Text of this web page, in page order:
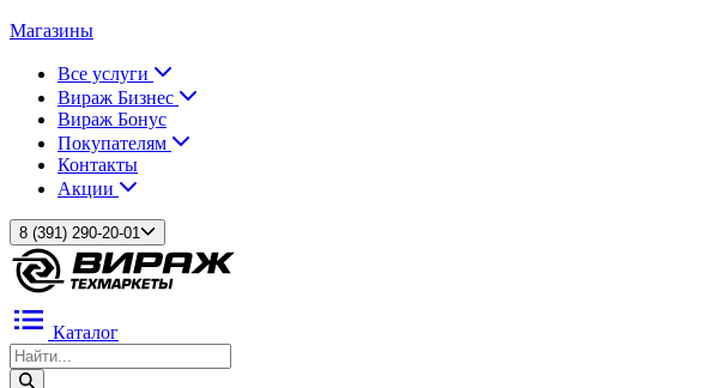
Магазины
Все услуги
Вираж Бизнес
Вираж Бонус
Покупателям
Контакты
Акции
8 (391) 290-20-01
Каталог